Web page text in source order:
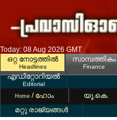
Today: 08 Aug 2026 GMT
ഒറ്റ നോട്ടത്തില്‍
Headlines
സാമ്പത്തികം
Finance
എഡിറ്റോറിയല്‍
Editorial
Home / ഹോം യൂ.കെ.
മറ്റു രാജ്യങ്ങള്‍